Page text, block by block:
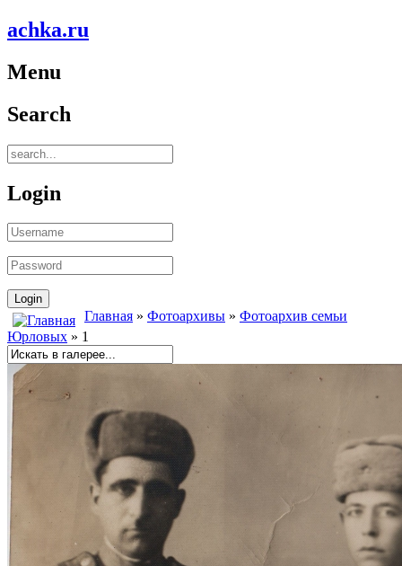
achka.ru
Menu
Search
Login
Главная » Фотоархивы » Фотоархив семьи
Юрловых » 1